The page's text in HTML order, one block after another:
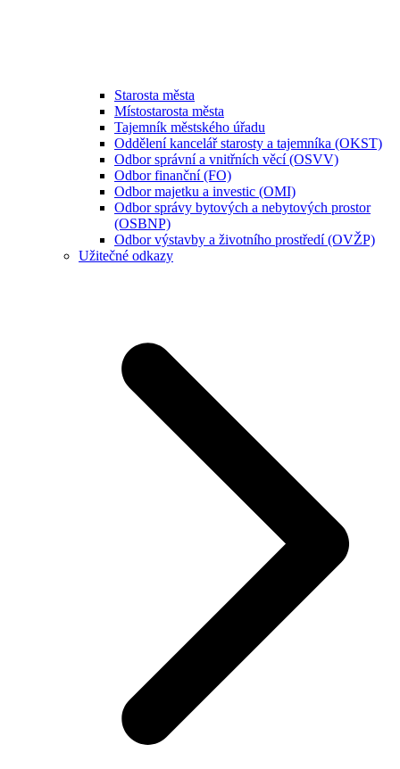
Starosta města
Místostarosta města
Tajemník městského úřadu
Oddělení kancelář starosty a tajemníka (OKST)
Odbor správní a vnitřních věcí (OSVV)
Odbor finanční (FO)
Odbor majetku a investic (OMI)
Odbor správy bytových a nebytových prostor
(OSBNP)
Odbor výstavby a životního prostředí (OVŽP)
Užitečné odkazy